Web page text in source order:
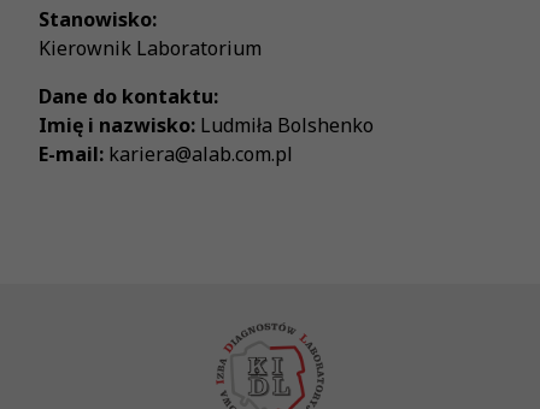
Stanowisko:
Kierownik Laboratorium
Dane do kontaktu:
Imię i nazwisko: Ludmiła Bolshenko
E-mail: kariera@alab.com.pl